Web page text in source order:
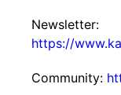
Newsletter:
https://
Community: